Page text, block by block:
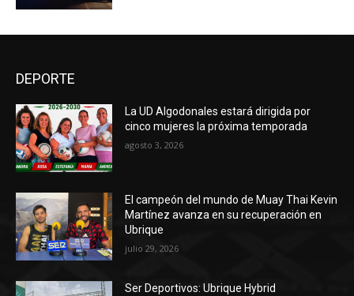
DEPORTE
La UD Algodonales estará dirigida por
cinco mujeres la próxima temporada
agosto 3, 2026
El campeón del mundo de Muay Thai Kevin
Martínez avanza en su recuperación en
Ubrique
julio 29, 2026
Ser Deportivos: Ubrique Hybrid